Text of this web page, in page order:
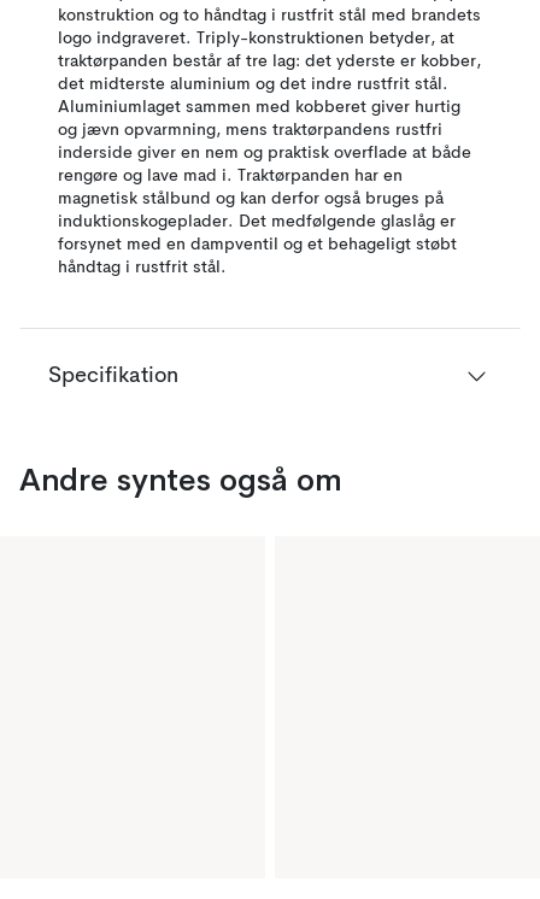
konstruktion og to håndtag i rustfrit stål med brandets
logo indgraveret. Triply-konstruktionen betyder, at
traktørpanden består af tre lag: det yderste er kobber,
det midterste aluminium og det indre rustfrit stål.
Aluminiumlaget sammen med kobberet giver hurtig
og jævn opvarmning, mens traktørpandens rustfri
inderside giver en nem og praktisk overflade at både
rengøre og lave mad i. Traktørpanden har en
magnetisk stålbund og kan derfor også bruges på
induktionskogeplader. Det medfølgende glaslåg er
forsynet med en dampventil og et behageligt støbt
håndtag i rustfrit stål.
Specifikation
Andre syntes også om